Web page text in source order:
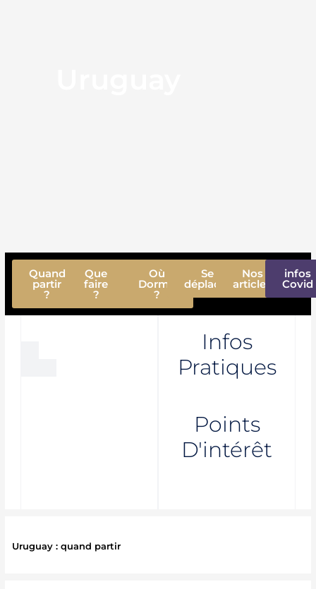
Quand
partir
?
Que
faire
?
Où
Dormir
?
Se
déplacer
Nos
articles
infos
Covid
Infos
Pratiques
Points
D'intérêt
Uruguay : quand partir